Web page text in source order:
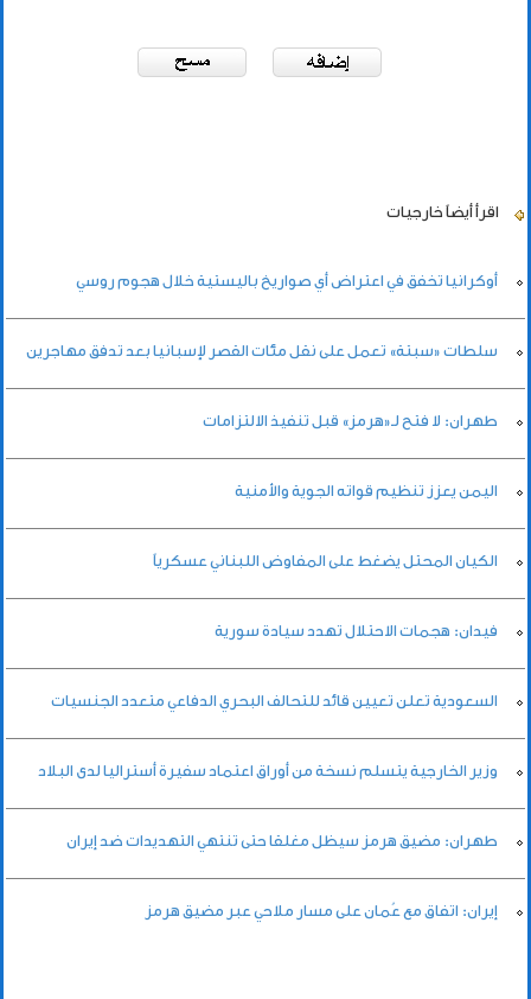
اقرأ أيضاً خارجيات
أوكرانيا تخفق في اعتراض أي صواريخ باليستية خلال هجوم روسي
سلطات «سبتة» تعمل على نقل مئات القصر لإسبانيا بعد تدفق مهاجرين
طهران: لا فتح لـ«هرمز» قبل تنفيذ الالتزامات
اليمن يعزز تنظيم قواته الجوية والأمنية
الكيان المحتل يضغط على المفاوض اللبناني عسكرياً
فيدان: هجمات الاحتلال تهدد سيادة سورية
السعودية تعلن تعيين قائد للتحالف البحري الدفاعي متعدد الجنسيات
وزير الخارجية يتسلم نسخة من أوراق اعتماد سفيرة أستراليا لدى البلاد
طهران: مضيق هرمز سيظل مغلقا حتى تنتهي التهديدات ضد إيران
إيران: اتفاق مع عُمان على مسار ملاحي عبر مضيق هرمز